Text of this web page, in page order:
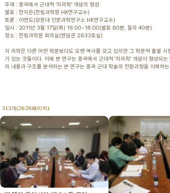
주제 : 중국에서 근대적 ‘지리학’ 개념의 형성
발표 : 한지은(한림과학원 HK연구교수)
토론 : 이연도(강원대 인문과학연구소 HK연구교수)
일시 : 2011년 3월 17일(목) 16:00~18:00(발표 80분, 질의 40분)
장소 : 한림과학원 회의실(연암관 2633호실)
지 리학은 다른 어떤 학문보다도 오랜 역사를 갖고 있지만 그 학문적 출발
가 있는 것들이다. 이에 본 연구는 중국에서 근대적 ‘지리학’ 개념이 형성
의 내용과 구조를 분석하는 본 연구는 중국 근대 학술의 전환과정을 이해하
513개(26/26페이지)